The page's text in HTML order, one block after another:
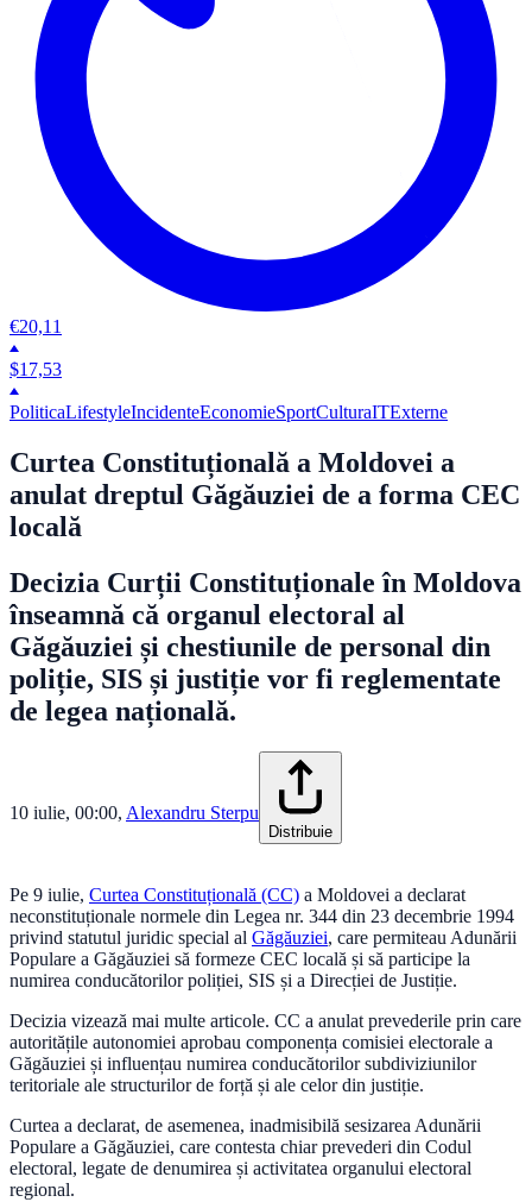
€20,11
$17,53
PoliticaLifestyleIncidenteEconomieSportCulturaITExterne
Curtea Constituțională a Moldovei a
anulat dreptul Găgăuziei de a forma CEC
locală
Decizia Curții Constituționale în Moldova
înseamnă că organul electoral al
Găgăuziei și chestiunile de personal din
poliție, SIS și justiție vor fi reglementate
de legea națională.
10 iulie, 00:00, Alexandru Sterpu
Distribuie
Pe 9 iulie, Curtea Constituțională (CC) a Moldovei a declarat
neconstituționale normele din Legea nr. 344 din 23 decembrie 1994
privind statutul juridic special al Găgăuziei, care permiteau Adunării
Populare a Găgăuziei să formeze CEC locală și să participe la
numirea conducătorilor poliției, SIS și a Direcției de Justiție.
Decizia vizează mai multe articole. CC a anulat prevederile prin care
autoritățile autonomiei aprobau componența comisiei electorale a
Găgăuziei și influențau numirea conducătorilor subdiviziunilor
teritoriale ale structurilor de forță și ale celor din justiție.
Curtea a declarat, de asemenea, inadmisibilă sesizarea Adunării
Populare a Găgăuziei, care contesta chiar prevederi din Codul
electoral, legate de denumirea și activitatea organului electoral
regional.